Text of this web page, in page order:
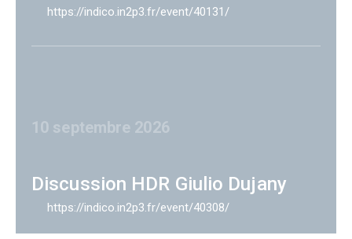
https://indico.in2p3.fr/event/40131/
10 septembre 2026
Discussion HDR Giulio Dujany
https://indico.in2p3.fr/event/40308/